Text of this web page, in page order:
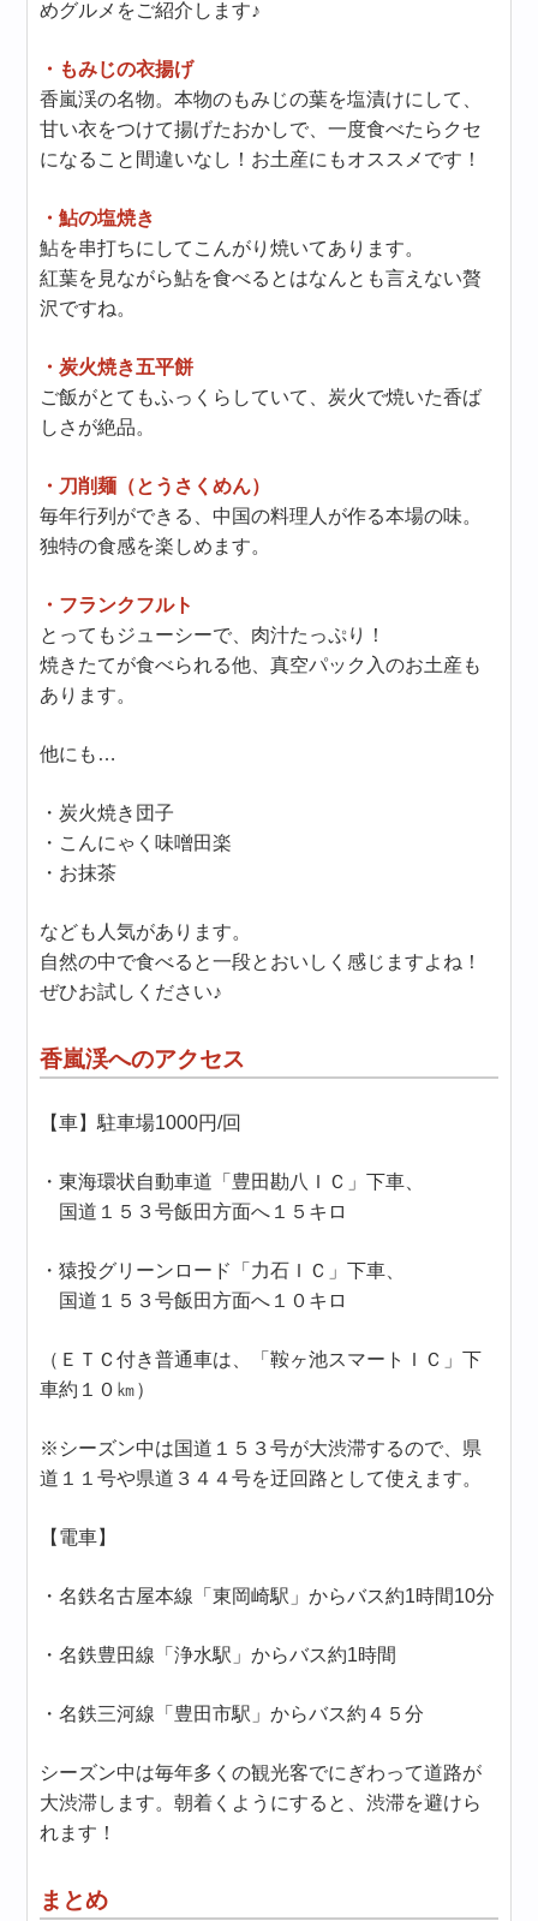
めグルメをご紹介します♪
・もみじの衣揚げ
香嵐渓の名物。本物のもみじの葉を塩漬けにして、
甘い衣をつけて揚げたおかしで、一度食べたらクセ
になること間違いなし！お土産にもオススメです！
・鮎の塩焼き
鮎を串打ちにしてこんがり焼いてあります。
紅葉を見ながら鮎を食べるとはなんとも言えない贅
沢ですね。
・炭火焼き五平餅
ご飯がとてもふっくらしていて、炭火で焼いた香ば
しさが絶品。
・刀削麺（とうさくめん）
毎年行列ができる、中国の料理人が作る本場の味。
独特の食感を楽しめます。
・フランクフルト
とってもジューシーで、肉汁たっぷり！
焼きたてが食べられる他、真空パック入のお土産も
あります。
他にも…
・炭火焼き団子
・こんにゃく味噌田楽
・お抹茶
なども人気があります。
自然の中で食べると一段とおいしく感じますよね！
ぜひお試しください♪
香嵐渓へのアクセス
【車】駐車場1000円/回
・東海環状自動車道「豊田勘八ＩＣ」下車、
国道１５３号飯田方面へ１５キロ
・猿投グリーンロード「力石ＩＣ」下車、
国道１５３号飯田方面へ１０キロ
（ＥＴＣ付き普通車は、「鞍ヶ池スマートＩＣ」下
車約１０㎞）
※シーズン中は国道１５３号が大渋滞するので、県
道１１号や県道３４４号を迂回路として使えます。
【電車】
・名鉄名古屋本線「東岡崎駅」からバス約1時間10分
・名鉄豊田線「浄水駅」からバス約1時間
・名鉄三河線「豊田市駅」からバス約４５分
シーズン中は毎年多くの観光客でにぎわって道路が
大渋滞します。朝着くようにすると、渋滞を避けら
れます！
まとめ